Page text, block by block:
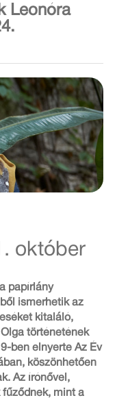
Leonóra
október
papírlány
ismerhetik az
kitaláló,
történetének
ben elnyerte Az Év
köszönhetően
Az írónővel,
mint a